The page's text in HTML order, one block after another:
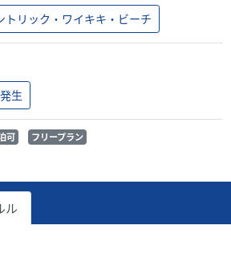
トリック・ワイキキ・ビーチ
生
可 フリープラン
ル